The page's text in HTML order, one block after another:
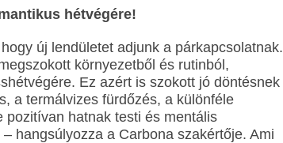
hétvégére!
új lendületet adjunk a párkapcsolatnak.
környezetből és rutinból,
Ez azért is szokott jó döntésnek
a termálvizes fürdőzés, a különféle
pozitívan hatnak testi és mentális
hangsúlyozza a Carbona szakértője. Ami